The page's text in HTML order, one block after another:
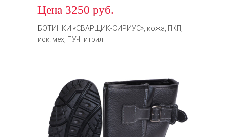
Цена 3250 руб.
БОТИНКИ «СВАРЩИК-СИРИУС», кожа, ПКП,
иск. мех, ПУ-Нитрил